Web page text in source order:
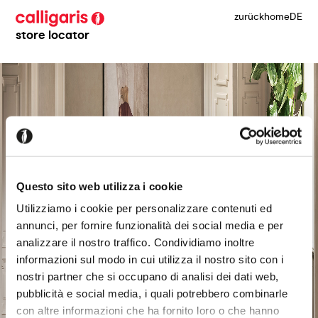
Questo sito web utilizza i cookie
Utilizziamo i cookie per personalizzare contenuti ed
annunci, per fornire funzionalità dei social media e per
analizzare il nostro traffico. Condividiamo inoltre
informazioni sul modo in cui utilizza il nostro sito con i
nostri partner che si occupano di analisi dei dati web,
pubblicità e social media, i quali potrebbero combinarle
con altre informazioni che ha fornito loro o che hanno
store locator
zurückhomeDE